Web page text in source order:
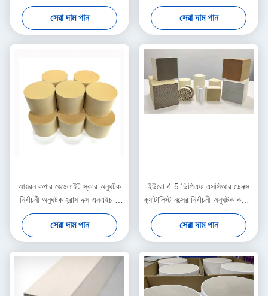
রূপান্তরকারী জন্য
সেরা দাম পান
অনুঘটক মডিউল
সেরা দাম পান
আয়রন কপার জেওলাইট স্কার অনুঘটক
নির্বাচনী অনুঘটক হ্রাস নক্স এনএইচ 3
নিম্ন তাপমাত্রা
সেরা দাম পান
ইউরো 4 5 ডিপিএফ এসসিআর ডেনক্স
ক্যাটালিস্ট নক্সের নির্বাচনী অনুঘটক কমাতে
ব্যবহৃত
সেরা দাম পান